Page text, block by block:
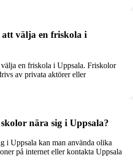
välja en friskola i
en friskola i Uppsala. Friskolor
av privata aktörer eller
nära sig i Uppsala?
i Uppsala kan man använda olika
på internet eller kontakta Uppsala